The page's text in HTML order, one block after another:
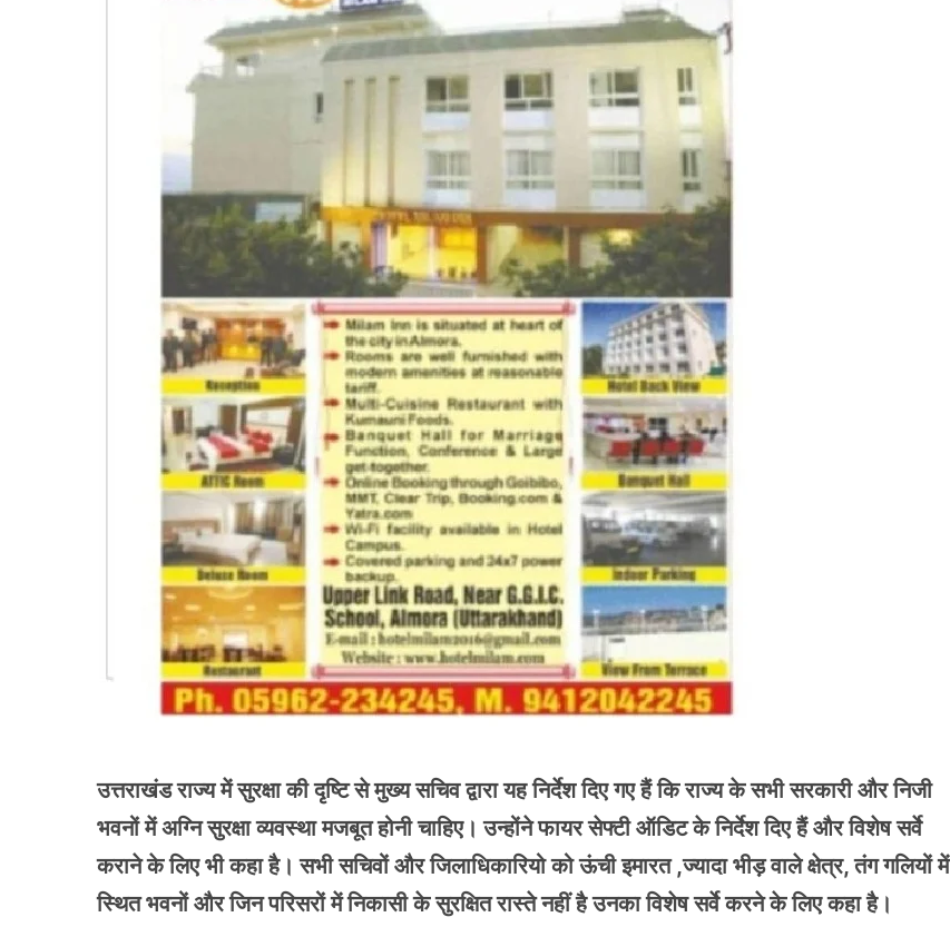
उत्तराखंड राज्य में सुरक्षा की दृष्टि से मुख्य सचिव द्वारा यह निर्देश दिए गए हैं कि राज्य के सभी सरकारी और निजी
भवनों में अग्नि सुरक्षा व्यवस्था मजबूत होनी चाहिए। उन्होंने फायर सेफ्टी ऑडिट के निर्देश दिए हैं और विशेष सर्वे
कराने के लिए भी कहा है। सभी सचिवों और जिलाधिकारियो को ऊंची इमारत ,ज्यादा भीड़ वाले क्षेत्र, तंग गलियों में
स्थित भवनों और जिन परिसरों में निकासी के सुरक्षित रास्ते नहीं है उनका विशेष सर्वे करने के लिए कहा है।